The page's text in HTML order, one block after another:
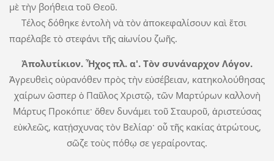
μὲ τὴν βοήθεια τοῦ Θεοῦ.
Τέλος δόθηκε ἐντολὴ νὰ τὸν ἀποκεφαλίσουν καὶ ἔτσι
παρέλαβε τὸ στεφάνι τῆς αἰωνίου ζωῆς.
Ἀπολυτίκιον. Ἦχος πλ. α'. Τὸν συνάναρχον Λόγον.
Ἀγρευθεὶς οὐρανόθεν πρὸς τὴν εὐσέβειαν, κατηκολούθησας
χαίρων ὥσπερ ὁ Παῦλος Χριστῷ, τῶν Μαρτύρων καλλονὴ
Μάρτυς Προκόπιε· ὅθεν δυνάμει τοῦ Σταυροῦ, ἀριστεύσας
εὐκλεῶς, κατῄσχυνας τὸν Βελίαρ· οὗ τῆς κακίας ἀτρώτους,
σῶζε τοὺς πόθῳ σε γεραίροντας.